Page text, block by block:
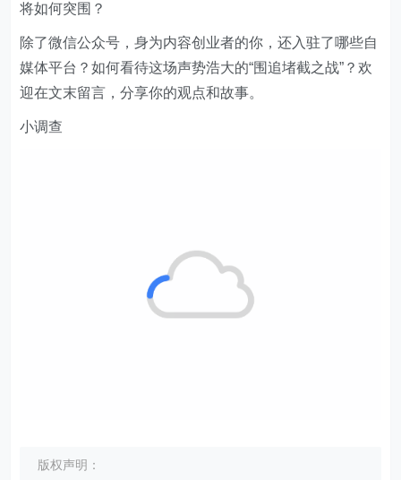
将如何突围？
除了微信公众号，身为内容创业者的你，还入驻了哪些自
媒体平台？如何看待这场声势浩大的“围追堵截之战”？欢
迎在文末留言，分享你的观点和故事。
小调查
版权声明：